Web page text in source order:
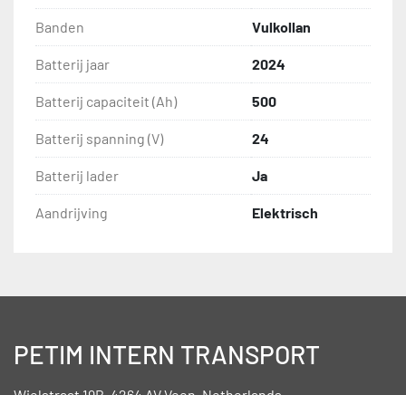
Banden Vulkollan
Batterij jaar 2024
Batterij capaciteit (Ah) 500
Batterij spanning (V) 24
Batterij lader Ja
Aandrijving Elektrisch
PETIM INTERN TRANSPORT